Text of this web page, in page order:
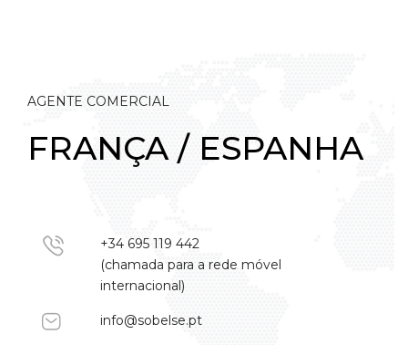
AGENTE COMERCIAL
FRANÇA / ESPANHA
+34 695 119 442
(chamada para a rede móvel
internacional)
info@sobelse.pt